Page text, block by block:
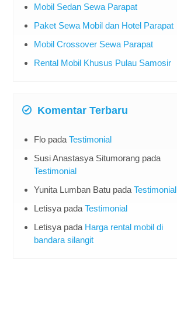
Mobil Sedan Sewa Parapat
Paket Sewa Mobil dan Hotel Parapat
Mobil Crossover Sewa Parapat
Rental Mobil Khusus Pulau Samosir
Komentar Terbaru
Flopada Testimonial
Susi Anastasya Situmorangpada
Testimonial
Yunita Lumban Batupada Testimonial
Letisyapada Testimonial
Letisyapada Harga rental mobil di
bandara silangit